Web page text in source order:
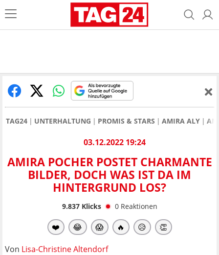
TAG24 UNTERHALTUNG PROMIS & STARS AMIRA ALY
03.12.2022 19:24
AMIRA POCHER POSTET CHARMANTE
BILDER, DOCH WAS IST DA IM
HINTERGRUND LOS?
9.837Klicks 0 Reaktionen
❤️ 😂 😱 🔥 😥 👏
Von Lisa-Christine Altendorf